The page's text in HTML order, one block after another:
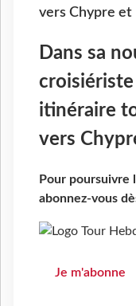
vers Chypre et
Dans sa
itinéraire
vers
Pour poursuivre
abonnez-vous
Je m'abonne